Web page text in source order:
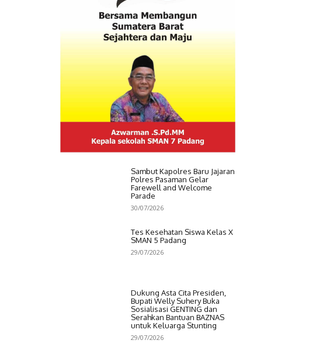
Sambut Kapolres Baru Jajaran
Polres Pasaman Gelar
Farewell and Welcome
Parade
30/07/2026
Tes Kesehatan Siswa Kelas X
SMAN 5 Padang
29/07/2026
Dukung Asta Cita Presiden,
Bupati Welly Suhery Buka
Sosialisasi GENTING dan
Serahkan Bantuan BAZNAS
untuk Keluarga Stunting
29/07/2026